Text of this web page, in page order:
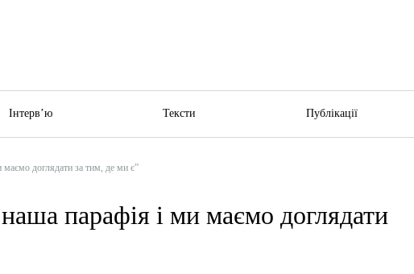
Інтерв’ю Тексти Публікації
доглядати за тим, де ми є”
парафія і ми маємо доглядати